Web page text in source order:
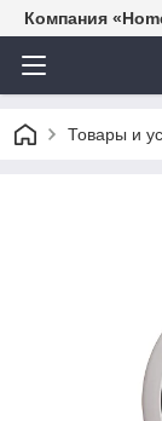
Компания
Товары и